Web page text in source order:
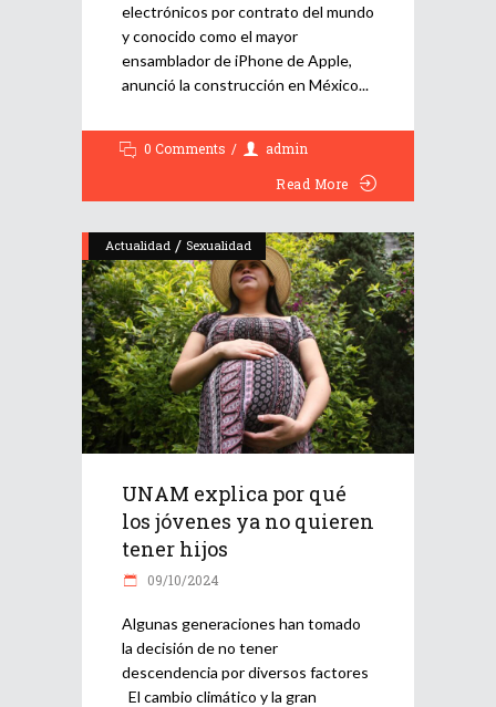
electrónicos por contrato del mundo
y conocido como el mayor
ensamblador de iPhone de Apple,
anunció la construcción en México
0 Comments
admin
Read More
Actualidad / Sexualidad
UNAM explica por qué
los jóvenes ya no quieren
tener hijos
09/10/2024
Algunas generaciones han tomado
la decisión de no tener
descendencia por diversos factores
El cambio climático y la gran